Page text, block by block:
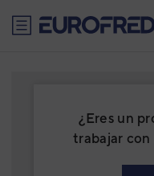
¿Eres un
trabajar